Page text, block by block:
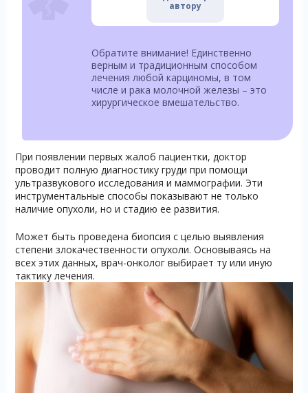
автору
Обратите внимание! Единственно
верным и традиционным способом
лечения любой карциномы, в том
числе и рака молочной железы – это
хирургическое вмешательство.
При появлении первых жалоб пациентки, доктор
проводит полную диагностику груди при помощи
ультразвукового исследования и маммографии. Эти
инструментальные способы показывают не только
наличие опухоли, но и стадию ее развития.
Может быть проведена биопсия с целью выявления
степени злокачественности опухоли. Основываясь на
всех этих данных, врач-онколог выбирает ту или иную
тактику лечения.